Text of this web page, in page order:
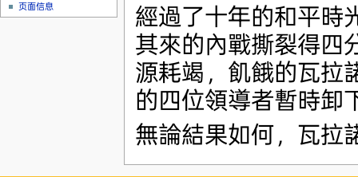
經過了十年的和平時
其來的內戰撕裂得四
源耗竭，飢餓的瓦拉
的四位領導者暫時卸
無論結果如何，瓦拉
页面信息